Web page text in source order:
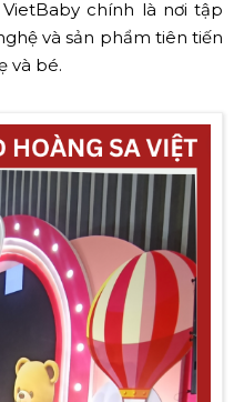
chính là nơi tập
và sản phẩm tiên tiến
và bé.